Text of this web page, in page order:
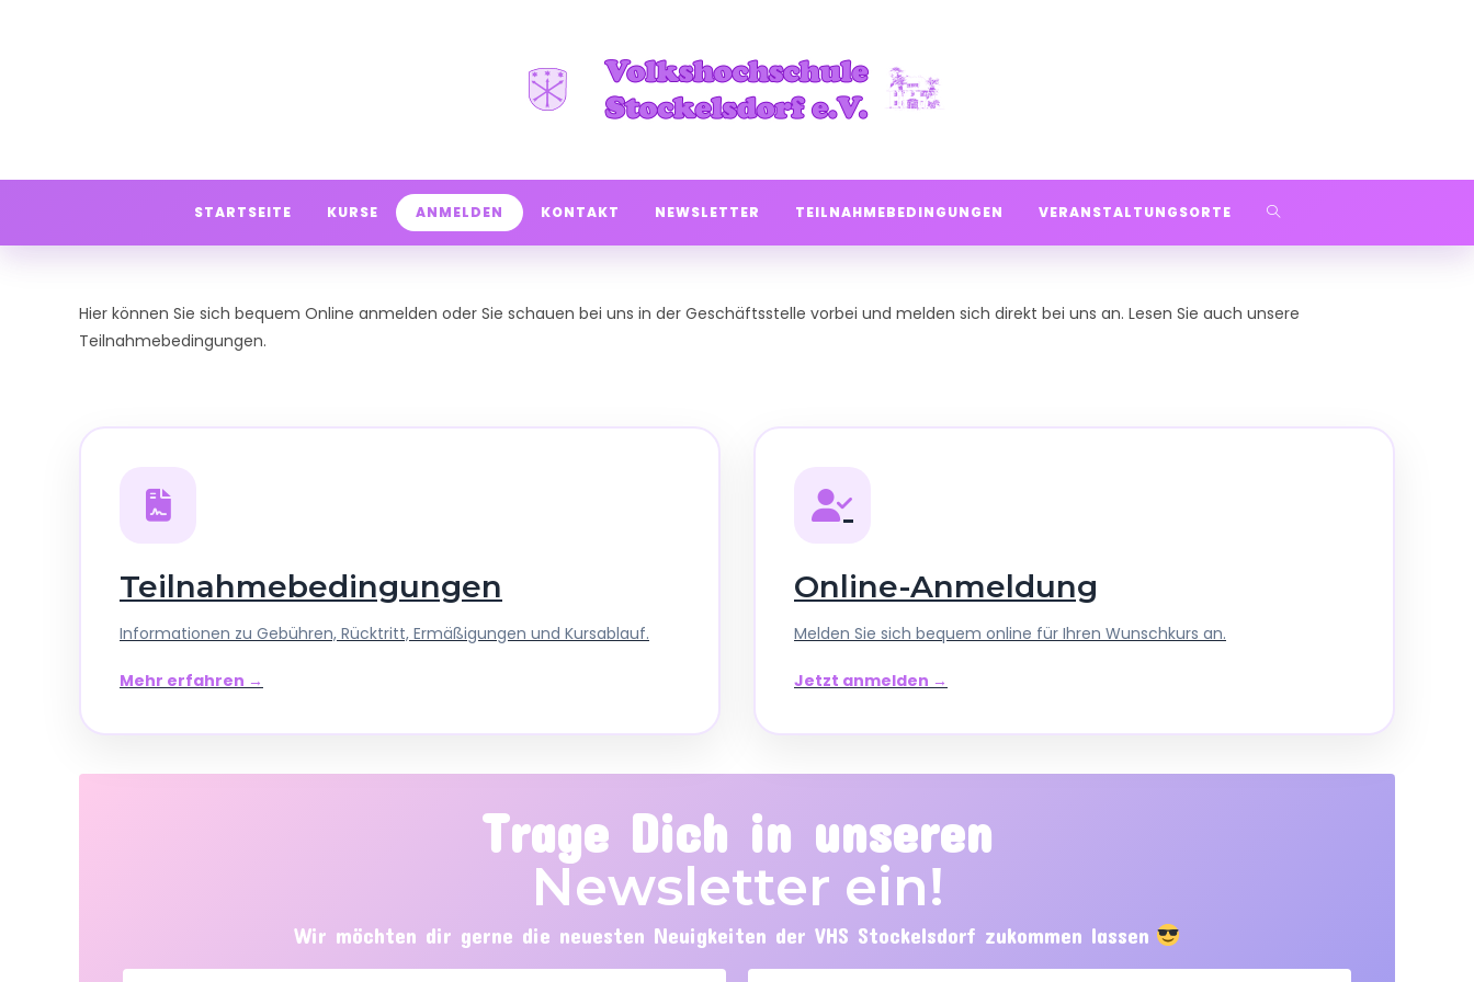
STARTSEITE KURSE ANMELDEN KONTAKT NEWSLETTER TEILNAHMEBEDINGUNGEN VERANSTALTUNGSORTE WEBSITE-
Hier können Sie sich bequem Online anmelden oder Sie schauen bei uns in der Geschäftsstelle vorbei und melden sich direkt bei uns an. Lesen Sie auch unsere
Teilnahmebedingungen.
Teilnahmebedingungen
Informationen zu Gebühren, Rücktritt, Ermäßigungen und Kursablauf.
Mehr erfahren →
Online-Anmeldung
Melden Sie sich bequem online für Ihren Wunschkurs an.
Jetzt anmelden →
Trage Dich in unseren
Newsletter ein!
Wir möchten dir gerne die neuesten Neuigkeiten der VHS Stockelsdorf zukommen lassen